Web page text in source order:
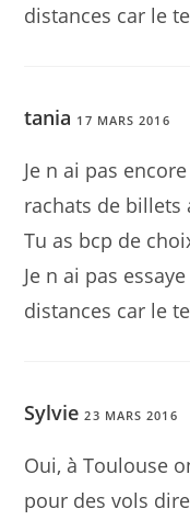
distances car le
tania 17 MARS 2016
Je n ai pas
rachats de billets
Tu as bcp de
Je n ai pas
distances car le
Sylvie 23 MARS 2016
Oui, à Toulouse
pour des vols